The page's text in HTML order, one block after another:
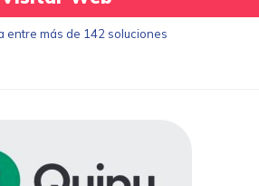
entre más de 142 soluciones